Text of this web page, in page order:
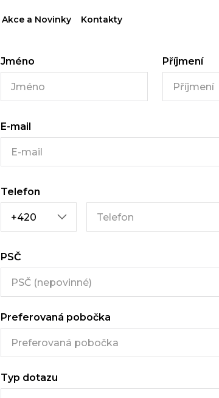
Akce a Novinky Kontakty
Přihlásit se
Jméno Příjmení
E-mail
Telefon
PSČ
Preferovaná pobočka
Typ dotazu